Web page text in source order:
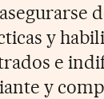
y
e
y